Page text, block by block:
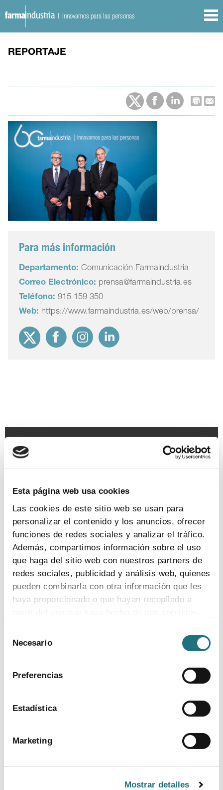
Esta página web usa cookies
Las cookies de este sitio web se usan para
personalizar el contenido y los anuncios, ofrecer
funciones de redes sociales y analizar el tráfico.
Además, compartimos información sobre el uso
que haga del sitio web con nuestros partners de
redes sociales, publicidad y análisis web, quienes
pueden combinarla con otra información que les
haya proporcionado o que hayan recopilado a
Para más información puede acceder a nuestra
Necesario
Preferencias
Estadística
Marketing
Mostrar detalles
| Innovamos para las personas
REPORTAJE
Para más información
Departamento: Comunicación Farmaindustria
Correo Electrónico: prensa@farmaindustria.es
Teléfono: 915 159 350
Web: https://www.farmaindustria.es/web/prensa/
TEMAS
Acceso Coronavirus Ensayos clínicos Farmaindustria
Legislación MedicamentosPacientes
INDICADORES
El valor estratégico de la industria
farmacéutica (2024)
ver más
Encuesta de empleo en la industria
ver más